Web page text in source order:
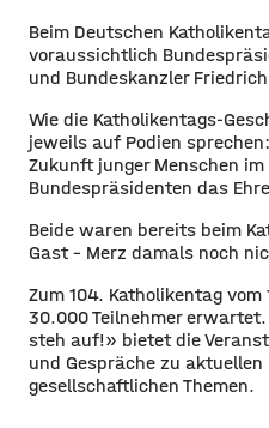
Beim Deutschen
voraussichtlich
und Bundeskanzler
Wie die Katholikentags-
jeweils auf Podien
Zukunft junger Menschen
Bundespräsidenten das
Beide waren bereits beim
Gast – Merz damals noch
Zum 104. Katholikentag
30.000 Teilnehmer
steh auf!» bietet die
und Gespräche zu
gesellschaftlichen Themen.